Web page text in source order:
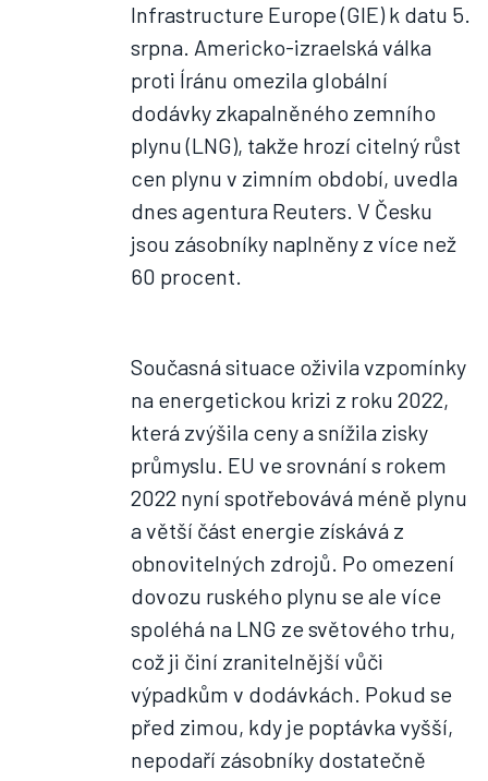
Infrastructure Europe (GIE) k datu 5.
srpna. Americko-izraelská válka
proti Íránu omezila globální
dodávky zkapalněného zemního
plynu (LNG), takže hrozí citelný růst
cen plynu v zimním období, uvedla
dnes agentura Reuters. V Česku
jsou zásobníky naplněny z více než
60 procent.
Současná situace oživila vzpomínky
na energetickou krizi z roku 2022,
která zvýšila ceny a snížila zisky
průmyslu. EU ve srovnání s rokem
2022 nyní spotřebovává méně plynu
a větší část energie získává z
obnovitelných zdrojů. Po omezení
dovozu ruského plynu se ale více
spoléhá na LNG ze světového trhu,
což ji činí zranitelnější vůči
výpadkům v dodávkách. Pokud se
před zimou, kdy je poptávka vyšší,
nepodaří zásobníky dostatečně